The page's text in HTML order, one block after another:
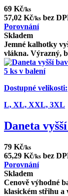
69 Kč/ks
57,02 Kč/ks bez
Porovnání
Skladem
Jemné kalhotky
vlákna. Výrazný,
5 ks v balení
Dostupné velikosti:
L, XL, XXL, 3XL
Daneta
79 Kč/ks
65,29 Kč/ks bez
Porovnání
Skladem
Cenově výhodné
klasickém střihu a